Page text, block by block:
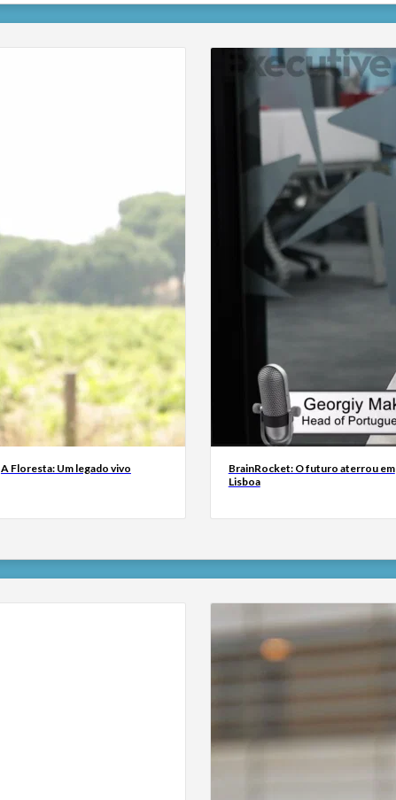
A Floresta: Um legado vivo
BrainRocket: O futuro aterrou em
Lisboa